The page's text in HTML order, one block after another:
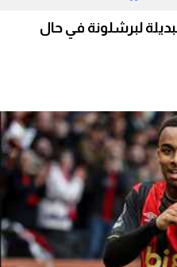
لبرشلونة في حال